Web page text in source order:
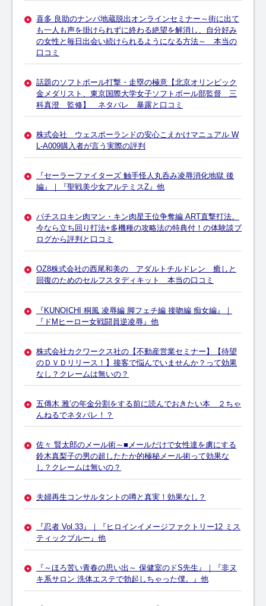
喜多 良助のナンパ地蔵脱出オンラインセミナー～街に出て
も一人も声を掛けられずに終わる絶望を解消し、自分好み
の女性と毎日出会い続けられるようになる方法～ 本当の
口コミ
話題のソフトボール打撃・走塁の極意【北京オリンピック
金メダリスト、東京国際大学女子ソフトボール部監督 三
科真澄 監修】 ネタバレ 暴露と口コミ
株式会社 ウェスポーランドの安心こえかけマニュアル W
L-A009購入者が言う実際の評判
『セーラーファイターズ 触手怪人丸呑み凌辱消化地獄 後
編』｜『聖戦美少女アルテミスZ』他
パチスロキン肉マン・キン肉星王位争奪編 ART直撃打法。
今なら立ち回り打法+多機種の攻略法の特典付！の体験談ブ
ログから評判と口コミ
OZ8株式会社の西尾和美の アダルトチルドレン 癒しと
回復のためのセルフスタディキット 本当の口コミ
『KUNOICHI 桐風 凌辱編 脚フェチ編 接吻編 痴女編』｜
『ドMヒーロー女戦闘員逆凌辱』他
株式会社カクワークス社の【不動産営業セミナー】【待望
のＤＶＤリリース！】接客で悩んでいませんか？って効果
なし？クレームは無いの？
五傳木 雅’の年金分割をする前に読んでおきたい本 ２ちゃ
んねるでネタバレ！？
佐々 賢太郎のメール術～■メールだけで女性達を虜にする
鈴木真梨子の男の超したたか的極秘メール術って効果な
し？クレームは無いの？
夫婦再生コンサルタントの噂と真実！効果なし？
『忍者 Vol.33』｜『ヒロインイメージファクトリー12 ミス
ティックブルー』他
『～ほろ苦い青春の思い出～ 保健室のドS先生』｜『非ヌ
キ系サロン 洗体エステで勃起しちゃった僕。』他